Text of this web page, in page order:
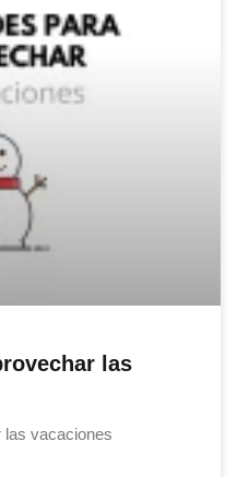
las
las vacaciones